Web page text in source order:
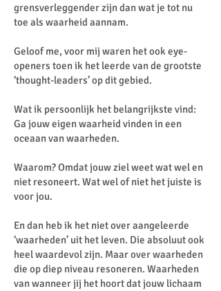
grensverleggender zijn dan wat je tot nu
toe als waarheid aannam.
Geloof me, voor mij waren het ook eye-
openers toen ik het leerde van de grootste
‘thought-leaders’ op dit gebied.
Wat ik persoonlijk het belangrijkste vind:
Ga jouw eigen waarheid vinden in een
oceaan van waarheden.
Waarom? Omdat jouw ziel weet wat wel en
niet resoneert. Wat wel of niet het juiste is
voor jou.
En dan heb ik het niet over aangeleerde
‘waarheden’ uit het leven. Die absoluut ook
heel waardevol zijn. Maar over waarheden
die op diep niveau resoneren. Waarheden
van wanneer jij het hoort dat jouw lichaam